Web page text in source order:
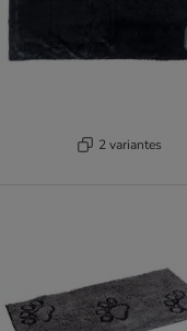
2 variantes